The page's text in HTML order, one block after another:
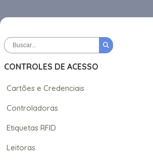
CONTROLES DE ACESSO
Cartões e Credenciais
Controladoras
Etiquetas RFID
Leitoras